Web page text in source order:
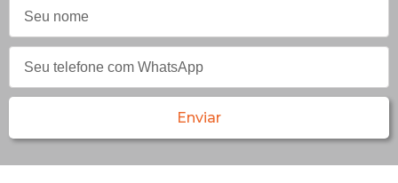
Enviar